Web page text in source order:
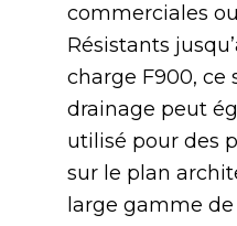
commerciales
Résistants
charge F900, ce
drainage peut
utilisé pour des
sur le plan
large gamme